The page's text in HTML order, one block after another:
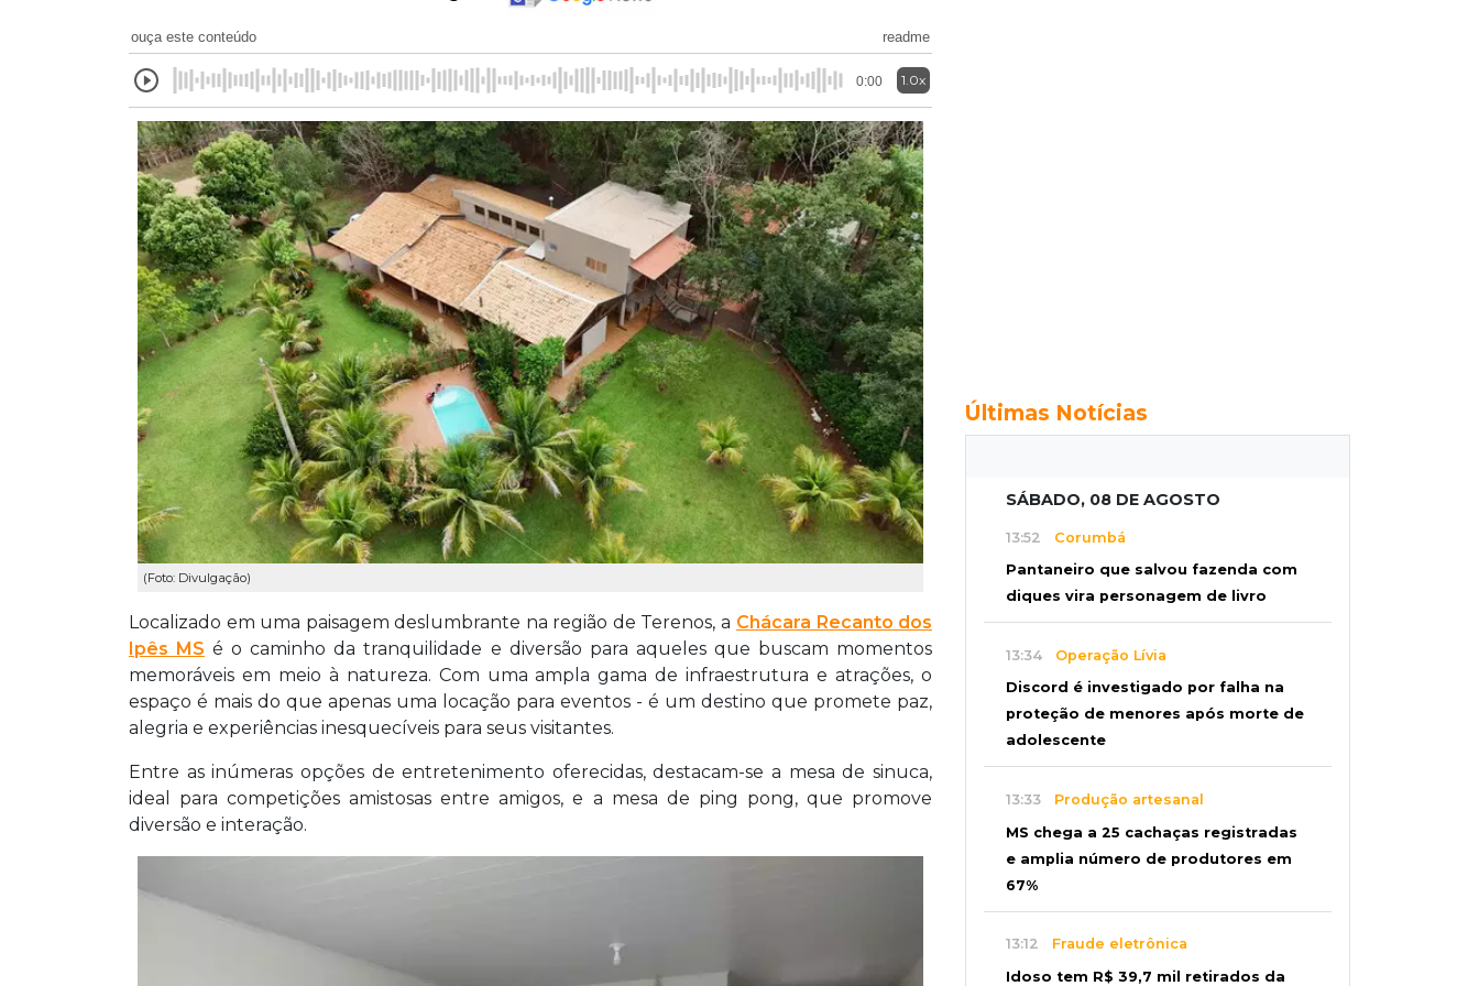
ouça este conteúdo readme
0:00 1.0x
(Foto: Divulgação)
Localizado em uma paisagem deslumbrante na região de Terenos, a Chácara Recanto dos
Ipês MS é o caminho da tranquilidade e diversão para aqueles que buscam momentos
memoráveis em meio à natureza. Com uma ampla gama de infraestrutura e atrações, o
espaço é mais do que apenas uma locação para eventos - é um destino que promete paz,
alegria e experiências inesquecíveis para seus visitantes.
Entre as inúmeras opções de entretenimento oferecidas, destacam-se a mesa de sinuca,
ideal para competições amistosas entre amigos, e a mesa de ping pong, que promove
diversão e interação.
Últimas Notícias
SÁBADO, 08 DE AGOSTO
13:52 Corumbá
Pantaneiro que salvou fazenda com
diques vira personagem de livro
13:34 Operação Lívia
Discord é investigado por falha na
proteção de menores após morte de
adolescente
13:33 Produção artesanal
MS chega a 25 cachaças registradas
e amplia número de produtores em
67%
13:12 Fraude eletrônica
Idoso tem R$ 39,7 mil retirados da